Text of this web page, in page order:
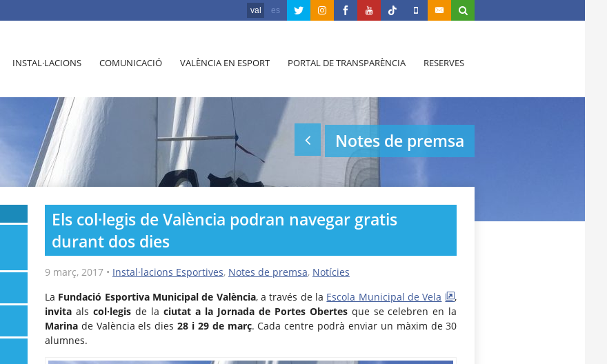
val es
INSTAL·LACIONS COMUNICACIÓ VALÈNCIA EN ESPORT PORTAL DE TRANSPARÈNCIA RESERVES
Notes de premsa
Els col·legis de València podran navegar gratis
durant dos dies
9 març, 2017• Instal·lacions Esportives, Notes de premsa, Notícies
La Fundació Esportiva Municipal de València, a través de la Escola Municipal de Vela
,
invitaals col·legisde la ciutat a la Jornada de Portes Obertesque se celebren en la
Marinade València els dies28 i 29 de març. Cada centre podrà enviar un màxim de 30
alumnes.